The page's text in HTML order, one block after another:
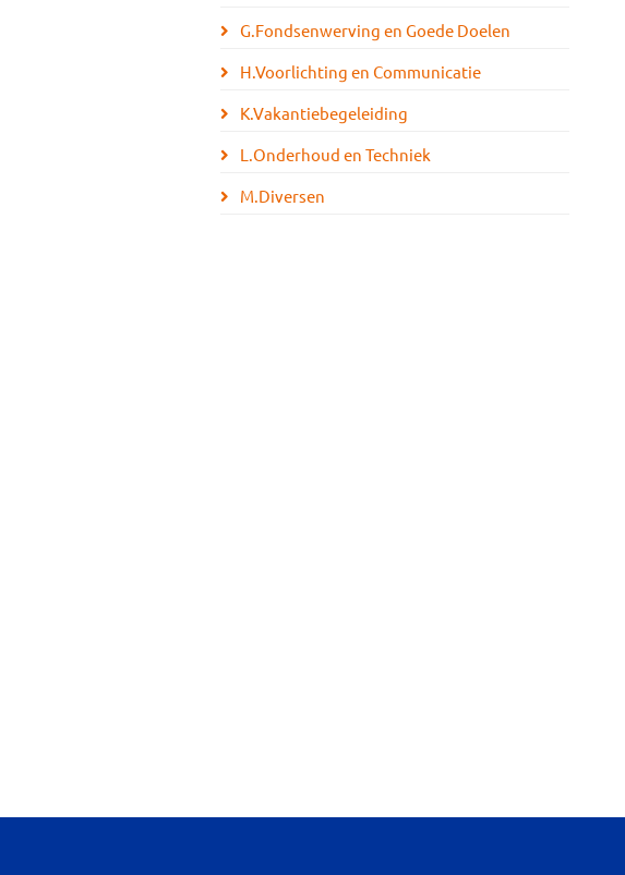
G.Fondsenwerving en Goede Doelen
H.Voorlichting en Communicatie
K.Vakantiebegeleiding
L.Onderhoud en Techniek
M.Diversen